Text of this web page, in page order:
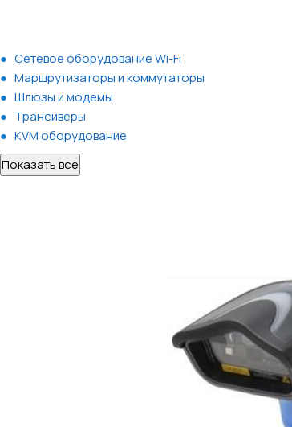
Сетевое оборудование Wi-Fi
Маршрутизаторы и коммутаторы
Шлюзы и модемы
Трансиверы
KVM оборудование
Показать все